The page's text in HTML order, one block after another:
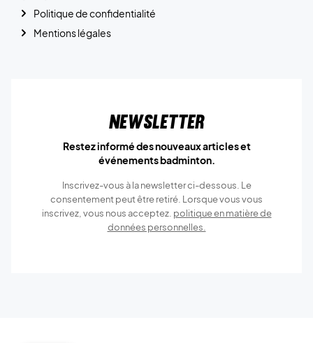
Politique de confidentialité
Mentions légales
Newsletter
Restez informé des nouveaux articles et
événements badminton.
Inscrivez-vous à la newsletter ci-dessous. Le
consentement peut être retiré. Lorsque vous vous
inscrivez, vous nous acceptez. politique en matière de
données personnelles.